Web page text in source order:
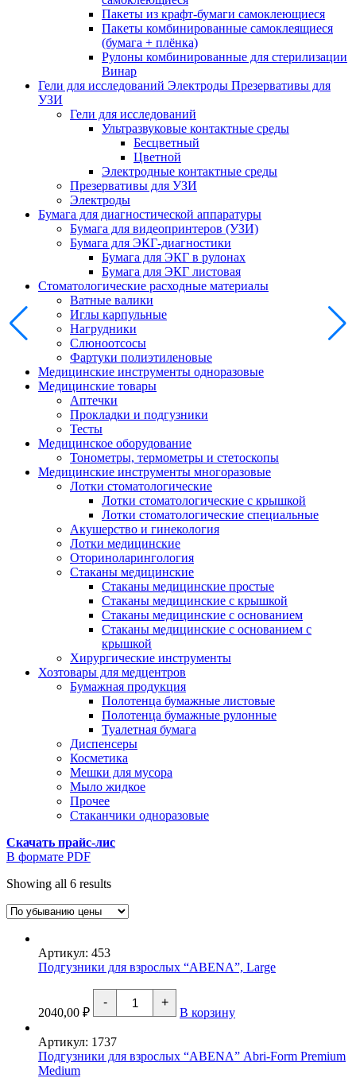
Пакеты из крафт-бумаги самоклеющиеся
Пакеты комбинированные самоклеящиеся
(бумага + плёнка)
Рулоны комбинированные для стерилизации
Винар
Гели для исследований Электроды Презервативы для
УЗИ
Гели для исследований
Ультразвуковые контактные среды
Бесцветный
Цветной
Электродные контактные среды
Презервативы для УЗИ
Электроды
Бумага для диагностической аппаратуры
Бумага для видеопринтеров (УЗИ)
Бумага для ЭКГ-диагностики
Бумага для ЭКГ в рулонах
Бумага для ЭКГ листовая
Стоматологические расходные материалы
Ватные валики
Иглы карпульные
Нагрудники
Слюноотсосы
Фартуки полиэтиленовые
Медицинские инструменты одноразовые
Медицинские товары
Аптечки
Прокладки и подгузники
Тесты
Медицинское оборудование
Тонометры, термометры и стетоскопы
Медицинские инструменты многоразовые
Лотки стоматологические
Лотки стоматологические с крышкой
Лотки стоматологические специальные
Акушерство и гинекология
Лотки медицинские
Оториноларингология
Стаканы медицинские
Стаканы медицинские простые
Стаканы медицинские с крышкой
Стаканы медицинские с основанием
Стаканы медицинские с основанием с
крышкой
Хирургические инструменты
Хозтовары для медцентров
Бумажная продукция
Полотенца бумажные листовые
Полотенца бумажные рулонные
Туалетная бумага
Диспенсеры
Косметика
Мешки для мусора
Мыло жидкое
Прочее
Стаканчики одноразовые
Скачать прайс-лис
В формате PDF
Showing all 6 results
Артикул: 453
Подгузники для взрослых “ABENA”, Large
2040,00 ₽
-
Количество
товара
Подгузники
"ABENA",
+
В корзину
Артикул: 1737
Подгузники для взрослых “ABENА” Abri-Form Premium
Medium